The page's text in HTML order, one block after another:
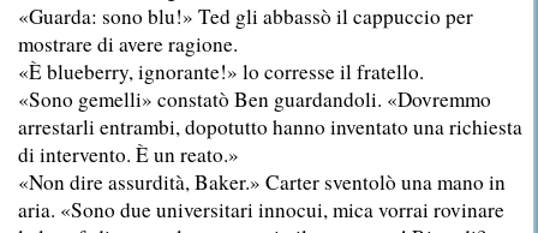
«Guarda: sono blu!» Ted gli abbassò il cappuccio per
mostrare di avere ragione.
«È blueberry, ignorante!» lo corresse il fratello.
«Sono gemelli» constatò Ben guardandoli. «Dovremmo
arrestarli entrambi, dopotutto hanno inventato una richiesta
di intervento. È un reato.»
«Non dire assurdità, Baker.» Carter sventolò una mano in
aria. «Sono due universitari innocui, mica vorrai rovinare